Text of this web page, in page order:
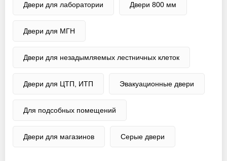
Двери для лаборатории Двери 800 мм
Двери для МГН
Двери для незадымляемых лестничных клеток
Двери для ЦТП, ИТП Эвакуационные двери
Для подсобных помещений
Двери для магазинов Серые двери